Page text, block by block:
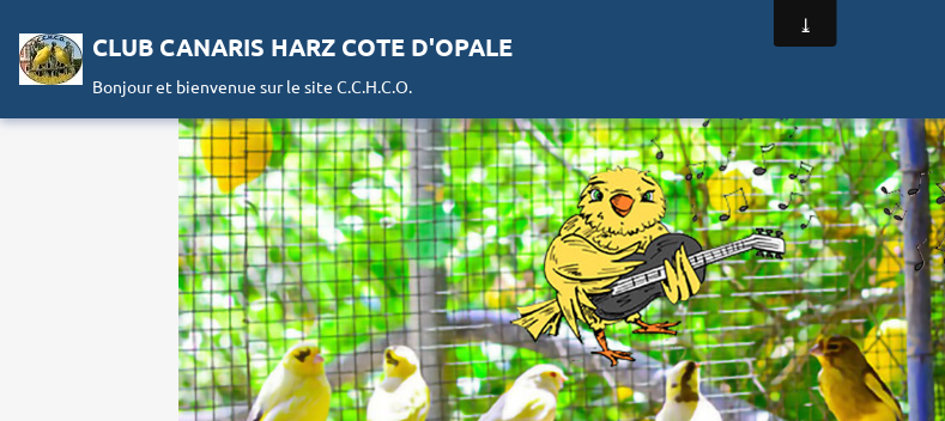
CLUB CANARIS HARZ COTE D'OPALE
Bonjour et bienvenue sur le site C.C.H.C.O.